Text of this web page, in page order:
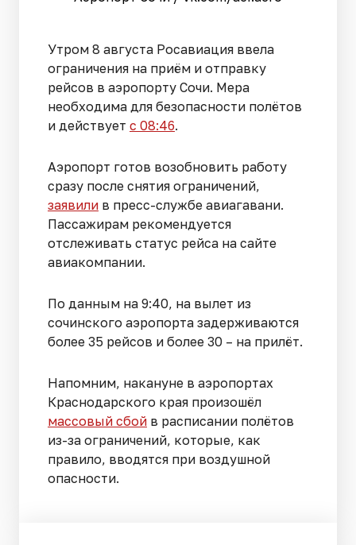
Утром 8 августа Росавиация ввела
ограничения на приём и отправку
рейсов в аэропорту Сочи. Мера
необходима для безопасности полётов
и действует с 08:46.
Аэропорт готов возобновить работу
сразу после снятия ограничений,
заявили в пресс-службе авиагавани.
Пассажирам рекомендуется
отслеживать статус рейса на сайте
авиакомпании.
По данным на 9:40, на вылет из
сочинского аэропорта задерживаются
более 35 рейсов и более 30 – на прилёт.
Напомним, накануне в аэропортах
Краснодарского края произошёл
массовый сбой в расписании полётов
из-за ограничений, которые, как
правило, вводятся при воздушной
опасности.